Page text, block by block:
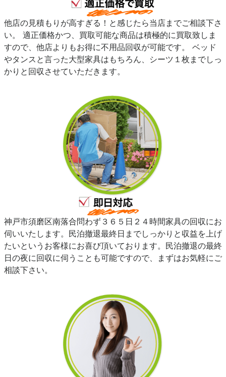
他店の見積もりが高すぎる！と感じたら当店までご相談下さ
い。 適正価格かつ、買取可能な商品は積極的に買取致しま
すので、他店よりもお得に不用品回収が可能です。 ベッド
やタンスと言った大型家具はもちろん、シーツ１枚までしっ
かりと回収させていただきます。
神戸市須磨区南落合問わず３６５日２４時間家具の回収にお
伺いいたします。民泊撤退最終日までしっかりと収益を上げ
たいというお客様にお喜び頂いております。民泊撤退の最終
日の夜に回収に伺うことも可能ですので、まずはお気軽にご
相談下さい。